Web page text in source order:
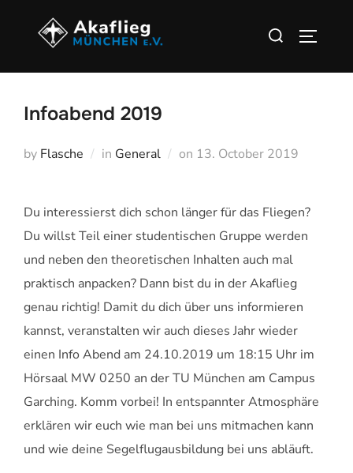
Suchen
Infoabend 2019
by Flasche in General on Veröffentlicht
13. October 2019
Du interessierst dich schon länger für das Fliegen?
Du willst Teil einer studentischen Gruppe werden
und neben den theoretischen Inhalten auch mal
praktisch anpacken? Dann bist du in der Akaflieg
genau richtig! Damit du dich über uns informieren
kannst, veranstalten wir auch dieses Jahr wieder
einen Info Abend am 24.10.2019 um 18:15 Uhr im
Hörsaal MW 0250 an der TU München am Campus
Garching. Komm vorbei! In entspannter Atmosphäre
erklären wir euch wie man bei uns mitmachen kann
und wie deine Segelflugausbildung bei uns abläuft.